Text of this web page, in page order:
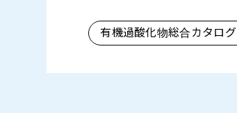
有機過酸化物総合カタログ